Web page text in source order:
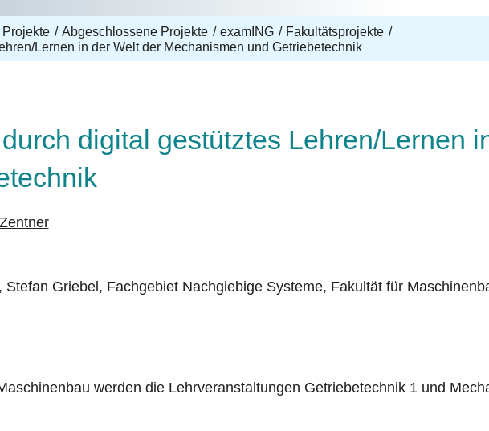
Projekte Abgeschlossene Projekte examING
Fakultätsprojekte
Lernen in der Welt der Mechanismen und Getriebetechnik
digital gestütztes Lehren/Lernen
Stefan Griebel, Fachgebiet Nachgiebige Systeme, Fakultät für
werden die Lehrveranstaltungen Getriebetechnik 1 und